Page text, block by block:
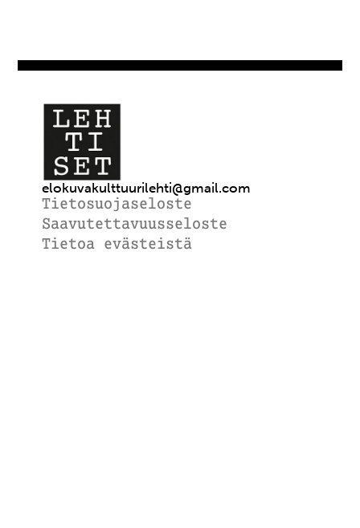
elokuvakulttuurilehti@gmail.com
Tietosuojaseloste
Saavutettavuusseloste
Tietoa evästeistä